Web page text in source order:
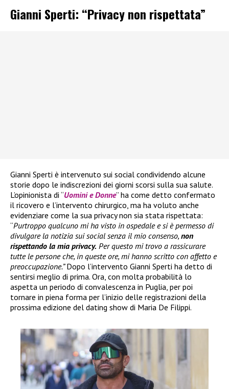
Gianni Sperti: “Privacy non rispettata”
Gianni Sperti è intervenuto sui social condividendo alcune
storie dopo le indiscrezioni dei giorni scorsi sulla sua salute.
L’opinionista di “Uomini e Donne” ha come detto confermato
il ricovero e l’intervento chirurgico, ma ha voluto anche
evidenziare come la sua privacy non sia stata rispettata:
“Purtroppo qualcuno mi ha visto in ospedale e si è permesso di
divulgare la notizia sui social senza il mio consenso, non
rispettando la mia privacy. Per questo mi trovo a rassicurare
tutte le persone che, in queste ore, mi hanno scritto con affetto e
preoccupazione.”Dopo l’intervento Gianni Sperti ha detto di
sentirsi meglio di prima. Ora, con molta probabilità lo
aspetta un periodo di convalescenza in Puglia, per poi
tornare in piena forma per l’inizio delle registrazioni della
prossima edizione del dating show di Maria De Filippi.